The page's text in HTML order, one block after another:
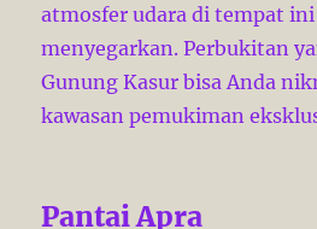
atmosfer udara di tempat ini
menyegarkan. Perbukitan
Gunung Kasur bisa Anda
kawasan pemukiman
Pantai Apra